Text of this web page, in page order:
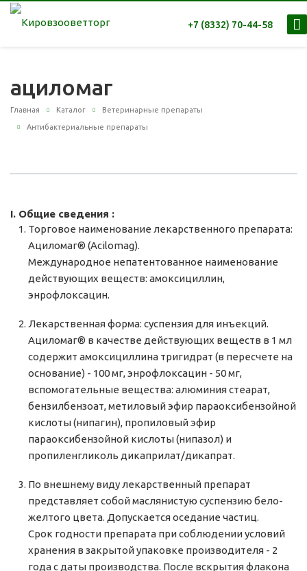
+7 (8332) 70-44-58
ациломаг
Главная Каталог Ветеринарные препараты
Антибактериальные препараты
I. Общие сведения :
Торговое наименование лекарственного препарата:
Ациломаг® (Acilomag).
Международное непатентованное наименование
действующих веществ: амоксициллин,
энрофлоксацин.
Лекарственная форма: суспензия для инъекций.
Ациломаг® в качестве действующих веществ в 1 мл
содержит амоксициллина тригидрат (в пересчете на
основание) - 100 мг, энрофлоксацин - 50 мг,
вспомогательные вещества: алюминия стеарат,
бензилбензоат, метиловый эфир параоксибензойной
кислоты (нипагин), пропиловый эфир
параоксибензойной кислоты (нипазол) и
пропиленгликоль дикаприлат/дикапрат.
По внешнему виду лекарственный препарат
представляет собой маслянистую суспензию бело-
желтого цвета. Допускается оседание частиц.
Срок годности препарата при соблюдении условий
хранения в закрытой упаковке производителя - 2
года с даты производства. После вскрытия флакона